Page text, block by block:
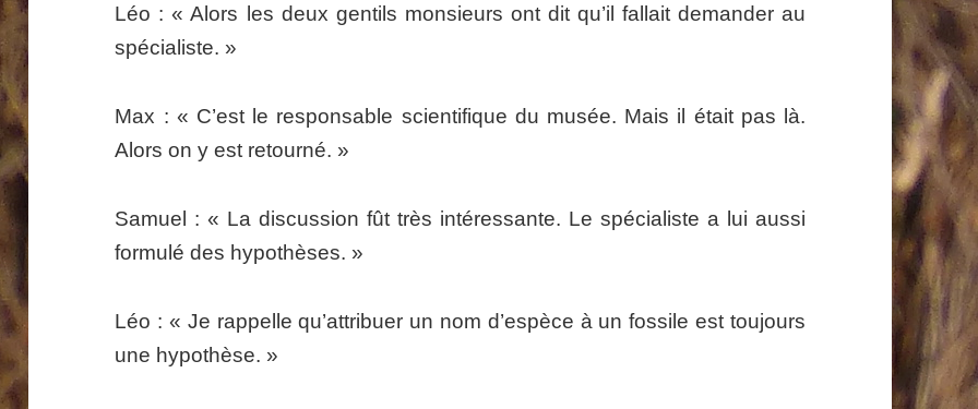
Léo : « Alors les deux gentils monsieurs ont dit qu’il fallait demander au
spécialiste. »
Max : « C’est le responsable scientifique du musée. Mais il était pas là.
Alors on y est retourné. »
Samuel : « La discussion fût très intéressante. Le spécialiste a lui aussi
formulé des hypothèses. »
Léo : « Je rappelle qu’attribuer un nom d’espèce à un fossile est toujours
une hypothèse. »